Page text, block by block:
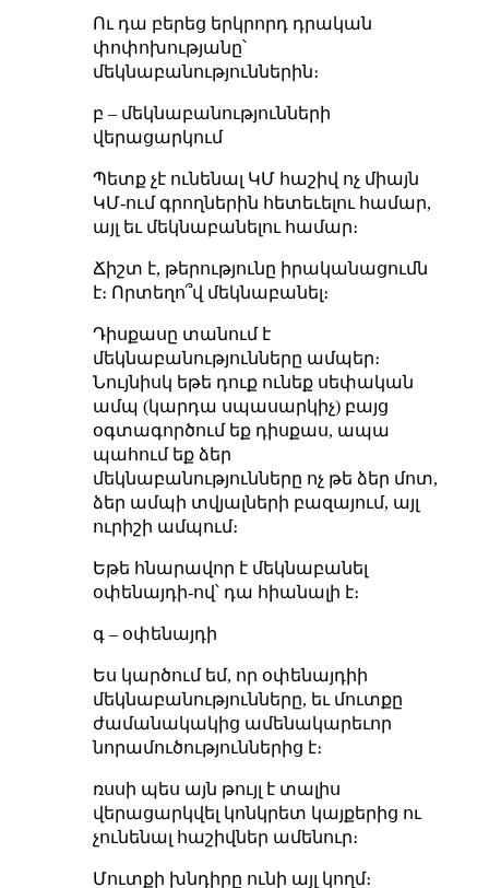
Ու դա բերեց երկրորդ դրական
փոփոխությանը՝
մեկնաբանություններին։
բ – մեկնաբանությունների
վերացարկում
Պետք չէ ունենալ ԿՄ հաշիվ ոչ միայն
ԿՄ-ում գրողներին հետեւելու համար,
այլ եւ մեկնաբանելու համար։
Ճիշտ է, թերությունը իրականացումն
է։ Որտեղո՞վ մեկնաբանել։
Դիսքասը տանում է
մեկնաբանությունները ամպեր։
Նույնիսկ եթե դուք ունեք սեփական
ամպ (կարդա սպասարկիչ) բայց
օգտագործում եք դիսքաս, ապա
պահում եք ձեր
մեկնաբանությունները ոչ թե ձեր մոտ,
ձեր ամպի տվյալների բազայում, այլ
ուրիշի ամպում։
Եթե հնարավոր է մեկնաբանել
օփենայդի-ով՝ դա հիանալի է։
գ – օփենայդի
Ես կարծում եմ, որ օփենայդիի
մեկնաբանությունները, եւ մուտքը
ժամանակակից ամենակարեւոր
նորամուծություններից է։
ռսսի պես այն թույլ է տալիս
վերացարկվել կոնկրետ կայքերից ու
չունենալ հաշիվներ ամենուր։
Մուտքի խնդիրը ունի այլ կողմ։